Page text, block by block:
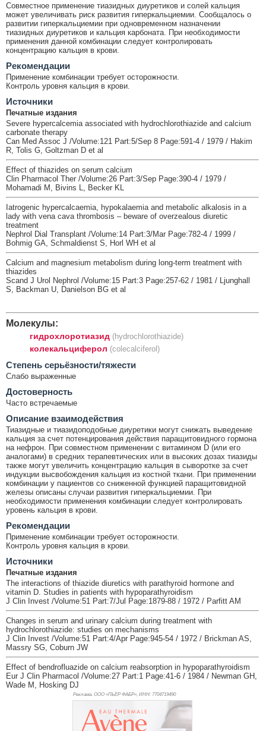
Совместное применение тиазидных диуретиков и солей кальция
может увеличивать риск развития гиперкальциемии. Сообщалось о
развитии гиперкальциемии при одновременном назначении
тиазидных диуретиков и кальция карбоната. При необходимости
применения данной комбинации следует контролировать
концентрацию кальция в крови.
Рекомендации
Применение комбинации требует осторожности.
Контроль уровня кальция в крови.
Источники
Печатные издания
Severe hypercalcemia associated with hydrochlorothiazide and calcium
carbonate therapy
Can Med Assoc J /Volume:121 Part:5/Sep 8 Page:591-4 / 1979 / Hakim
R, Tolis G, Goltzman D et al
Effect of thiazides on serum calcium
Clin Pharmacol Ther /Volume:26 Part:3/Sep Page:390-4 / 1979 /
Mohamadi M, Bivins L, Becker KL
Iatrogenic hypercalcaemia, hypokalaemia and metabolic alkalosis in a
lady with vena cava thrombosis – beware of overzealous diuretic
treatment
Nephrol Dial Transplant /Volume:14 Part:3/Mar Page:782-4 / 1999 /
Bohmig GA, Schmaldienst S, Horl WH et al
Calcium and magnesium metabolism during long-term treatment with
thiazides
Scand J Urol Nephrol /Volume:15 Part:3 Page:257-62 / 1981 / Ljunghall
S, Backman U, Danielson BG et al
Молекулы:
гидрохлоротиазид (hydrochlorothiazide)
колекальциферол (colecalciferol)
Cтепень серьёзности/тяжести
Слабо выраженные
Достоверность
Часто встречаемые
Описание взаимодействия
Тиазидные и тиазидоподобные диуретики могут снижать выведение
кальция за счет потенцирования действия паращитовидного гормона
на нефрон. При совместном применении с витамином D (или его
аналогами) в средних терапевтических или в высоких дозах тиазиды
также могут увеличить концентрацию кальция в сыворотке за счет
индукции высвобождения кальция из костной ткани. При применении
комбинации у пациентов со сниженной функцией паращитовидной
железы описаны случаи развития гиперкальциемии. При
необходимости применения комбинации следует контролировать
уровень кальция в крови.
Рекомендации
Применение комбинации требует осторожности.
Контроль уровня кальция в крови.
Источники
Печатные издания
The interactions of thiazide diuretics with parathyroid hormone and
vitamin D. Studies in patients with hypoparathyroidism
J Clin Invest /Volume:51 Part:7/Jul Page:1879-88 / 1972 / Parfitt AM
Changes in serum and urinary calcium during treatment with
hydrochlorothiazide: studies on mechanisms
J Clin Invest /Volume:51 Part:4/Apr Page:945-54 / 1972 / Brickman AS,
Massry SG, Coburn JW
Effect of bendrofluazide on calcium reabsorption in hypoparathyroidism
Eur J Clin Pharmacol /Volume:27 Part:1 Page:41-6 / 1984 / Newman GH,
Wade M, Hosking DJ
Реклама. ООО «ПЬЕР ФАБР», ИНН: 7704719490